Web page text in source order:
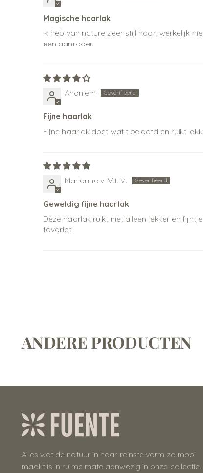
Magische haarlak
Ik heb van nature zeer stijl haar, werkelijk
een aanrader.
Anoniem
Fijne haarlak
Fijne haarlak doet wat t beloofd en ruikt
Marianne v. V.t. V.
Geweldig fijne haarlak
Deze haarlak ruikt niet alleen lekker en
favoriet!
ANDERE PRODUCTEN
Alles wat de natuur in haar reinste vorm zo mooi
maakt is in ruime mate aanwezig in onze collectie.